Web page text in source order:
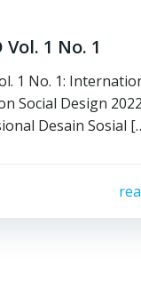
Vol. 1 No. 1
1 No. 1:
Social Design
Desain Sosial